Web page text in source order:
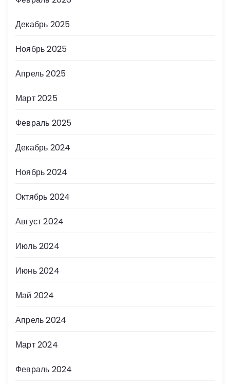
Декабрь 2025
Ноябрь 2025
Апрель 2025
Март 2025
Февраль 2025
Декабрь 2024
Ноябрь 2024
Октябрь 2024
Август 2024
Июль 2024
Июнь 2024
Май 2024
Апрель 2024
Март 2024
Февраль 2024